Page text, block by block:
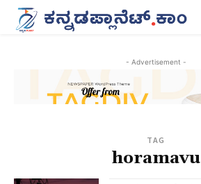
- Advertisement -
TAG
horamavu